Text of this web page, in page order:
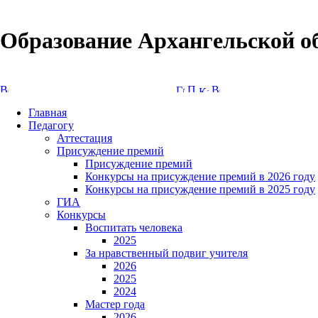
Образование Архангельской
Главная
Педагогу
Аттестация
Присуждение премий
Присуждение премий
Конкурсы на присуждение премий в 2026 году
Конкурсы на присуждение премий в 2025 году
ГИА
Конкурсы
Воспитать человека
2025
За нравственный подвиг учителя
2026
2025
2024
Мастер года